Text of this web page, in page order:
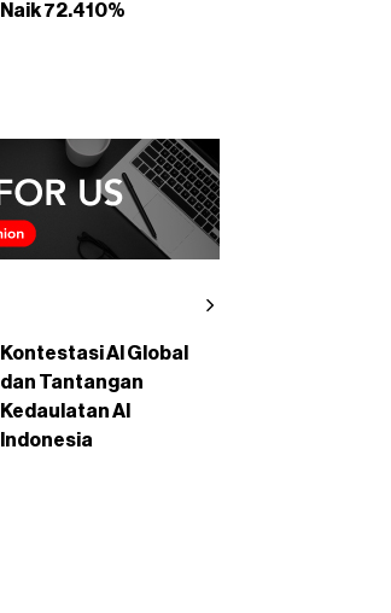
Naik 72.410%
Kontestasi AI Global
dan Tantangan
Kedaulatan AI
Indonesia